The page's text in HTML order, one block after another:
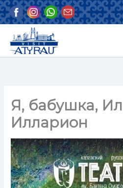
Перейти
к
содержимому
Я, бабушка,
Илларион